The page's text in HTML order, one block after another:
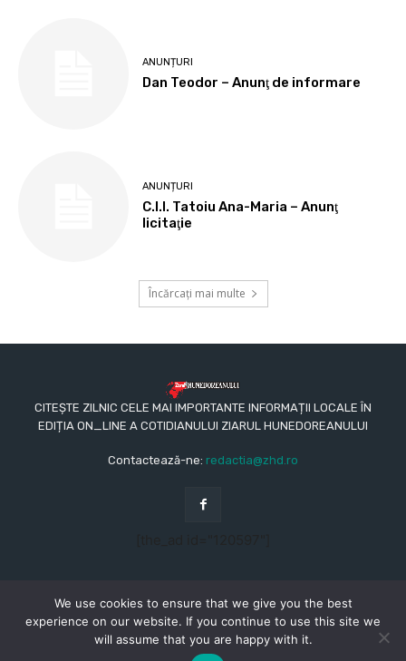
ANUNȚURI
Dan Teodor – Anunţ de informare
ANUNȚURI
C.I.I. Tatoiu Ana-Maria – Anunţ
licitaţie
Încărcați mai multe
CITEȘTE ZILNIC CELE MAI IMPORTANTE INFORMAȚII LOCALE ÎN
EDIȚIA ON_LINE A COTIDIANULUI ZIARUL HUNEDOREANULUI
Contactează-ne: redactia@zhd.ro
© Copyright - 2015 - 2023 - Ziarul Hunedoreanului
We use cookies to ensure that we give you the best
experience on our website. If you continue to use this site we
will assume that you are happy with it.